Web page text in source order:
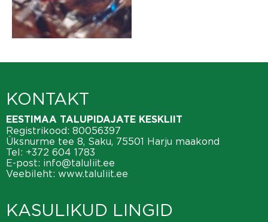
KONTAKT
EESTIMAA TALUPIDAJATE KESKLIIT
Registrikood: 80056397
Üksnurme tee 8, Saku, 75501 Harju maakond
Tel: +372 604 1783
E-post: info@taluliit.ee
Veebileht: www.taluliit.ee
KASULIKUD LINGID